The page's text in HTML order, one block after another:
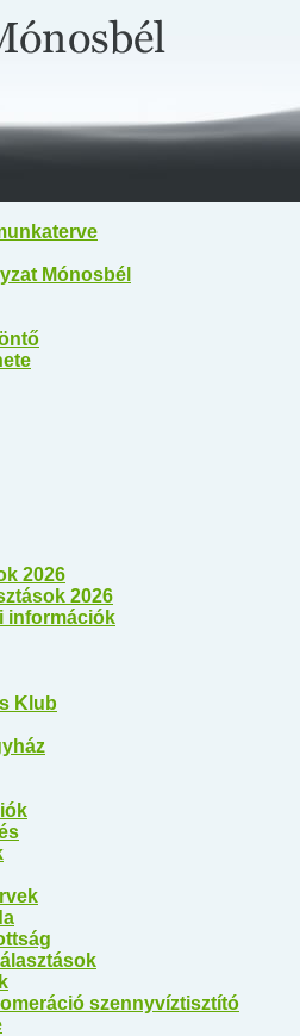
Mónosbél
Mónosbél
2026
2026
információk
Klub
szennyvíztisztító